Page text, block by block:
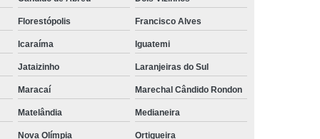
Alcoólatras Oeste do Paraná
álcool
Reabilitação para Viciado em álcool
Reabilitação para Dependente de Drogas
e álcool
Reabilitação para Drogado
Reabilitação para Drogado Oeste do Paraná
Florestópolis Francisco Alves
Icaraíma Iguatemi
Jataizinho Laranjeiras do Sul
Maracaí Marechal Cândido Rondon
Matelândia Medianeira
Nova Olímpia Ortigueira